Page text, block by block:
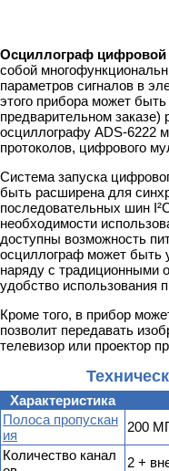
Осциллограф
собой
параметров сигналов в
этого прибора может
предварительном
осциллографу ADS-6222
протоколов, цифрового
Система запуска
быть расширена для
последовательных шин
необходимости
доступны возможность
осциллограф может быть
наряду с традиционными
удобство использования
Кроме того, в прибор
позволит передавать
телевизор или проектор
Характеристика
Полоса пропускан
ия
200
Количество канал
2 +